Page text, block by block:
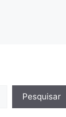
Pesquisar